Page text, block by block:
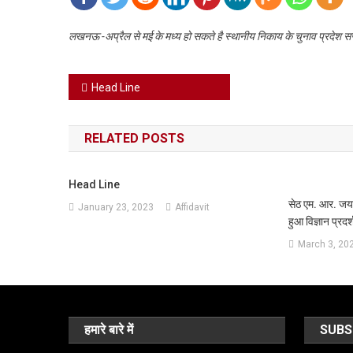
लखनऊ -अप्रैल से मई के मध्य हो सकते है स्थानीय निकाय के चुनाव प्रदेश
Post
navigation
Head Line
RELATED POSTS
Head Line
January 23, 2023 Affidavit
सेठ एम. आर.
हुआ विज्ञान
March 3,
हमारे बारे में